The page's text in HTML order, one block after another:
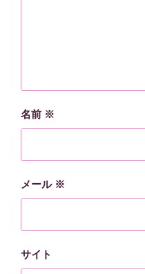
名前 ※
メール ※
サイト